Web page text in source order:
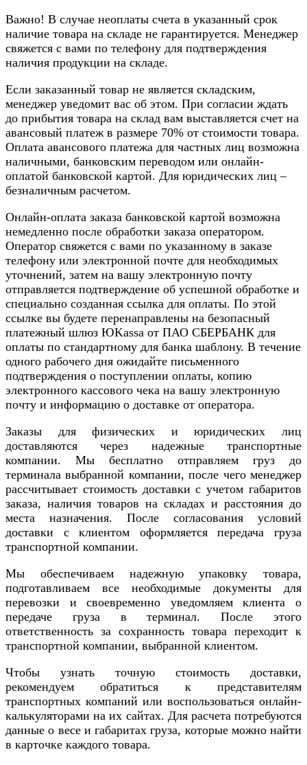
Важно! В случае неоплаты счета в указанный срок
наличие товара на складе не гарантируется. Менеджер
свяжется с вами по телефону для подтверждения
наличия продукции на складе.
Если заказанный товар не является складским,
менеджер уведомит вас об этом. При согласии ждать
до прибытия товара на склад вам выставляется счет на
авансовый платеж в размере 70% от стоимости товара.
Оплата авансового платежа для частных лиц возможна
наличными, банковским переводом или онлайн-
оплатой банковской картой. Для юридических лиц –
безналичным расчетом.
Онлайн-оплата заказа банковской картой возможна
немедленно после обработки заказа оператором.
Оператор свяжется с вами по указанному в заказе
телефону или электронной почте для необходимых
уточнений, затем на вашу электронную почту
отправляется подтверждение об успешной обработке и
специально созданная ссылка для оплаты. По этой
ссылке вы будете перенаправлены на безопасный
платежный шлюз ЮKassa от ПАО СБЕРБАНК для
оплаты по стандартному для банка шаблону. В течение
одного рабочего дня ожидайте письменного
подтверждения о поступлении оплаты, копию
электронного кассового чека на вашу электронную
почту и информацию о доставке от оператора.
Заказы для физических и юридических лиц
доставляются через надежные транспортные
компании. Мы бесплатно отправляем груз до
терминала выбранной компании, после чего менеджер
рассчитывает стоимость доставки с учетом габаритов
заказа, наличия товаров на складах и расстояния до
места назначения. После согласования условий
доставки с клиентом оформляется передача груза
транспортной компании.
Мы обеспечиваем надежную упаковку товара,
подготавливаем все необходимые документы для
перевозки и своевременно уведомляем клиента о
передаче груза в терминал. После этого
ответственность за сохранность товара переходит к
транспортной компании, выбранной клиентом.
Чтобы узнать точную стоимость доставки,
рекомендуем обратиться к представителям
транспортных компаний или воспользоваться онлайн-
калькуляторами на их сайтах. Для расчета потребуются
данные о весе и габаритах груза, которые можно найти
в карточке каждого товара.